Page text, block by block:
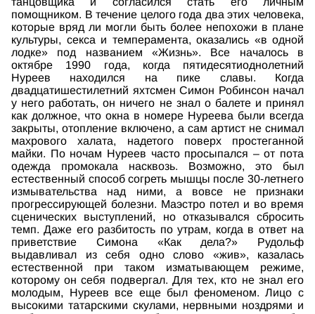
помощником. В течение целого года два этих человека,
которые вряд ли могли быть более непохожи в плане
культуры, секса и темперамента, оказались «в одной
лодке» под названием «Жизнь». Все началось в
октябре 1990 года, когда пятидесятиоднолетний
Нуреев находился на пике славы. Когда
двадцатишестилетний яхтсмен Симон Робинсон начал
у него работать, он ничего не знал о балете и принял
как должное, что окна в номере Нуреева были всегда
закрыты, отопление включено, а сам артист не снимал
махрового халата, надетого поверх простеганной
майки. По ночам Нуреев часто просыпался – от пота
одежда промокала насквозь. Возможно, это был
естественный способ согреть мышцы после 30-летнего
измывательства над ними, а вовсе не признаки
прогрессирующей болезни. Маэстро потел и во время
сценических выступлений, но отказывался сбросить
темп. Даже его разбитость по утрам, когда в ответ на
приветствие Симона «Как дела?» Рудольф
выдавливал из себя одно слово «жив», казалась
естественной при таком изматывающем режиме,
которому он себя подвергал. Для тех, кто не знал его
молодым, Нуреев все еще был феноменом. Лицо с
высокими татарскими скулами, нервными ноздрями и